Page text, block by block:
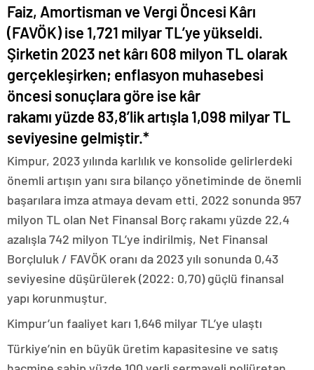
Faiz, Amortisman ve Vergi Öncesi Kârı
(FAVÖK) ise 1,721 milyar TL’ye yükseldi.
Şirketin 2023 net kârı 608 milyon TL olarak
gerçekleşirken; enflasyon muhasebesi
öncesi sonuçlara göre ise kâr
rakamı yüzde 83,8’lik artışla 1,098 milyar TL
seviyesine gelmiştir.*
Kimpur, 2023 yılında karlılık ve konsolide gelirlerdeki
önemli artışın yanı sıra bilanço yönetiminde de önemli
başarılara imza atmaya devam etti. 2022 sonunda 957
milyon TL olan Net Finansal Borç rakamı yüzde 22,4
azalışla 742 milyon TL’ye indirilmiş, Net Finansal
Borçluluk / FAVÖK oranı da 2023 yılı sonunda 0,43
seviyesine düşürülerek (2022: 0,70) güçlü finansal
yapı korunmuştur.
Kimpur’un faaliyet karı 1,646 milyar TL’ye ulaştı
Türkiye’nin en büyük üretim kapasitesine ve satış